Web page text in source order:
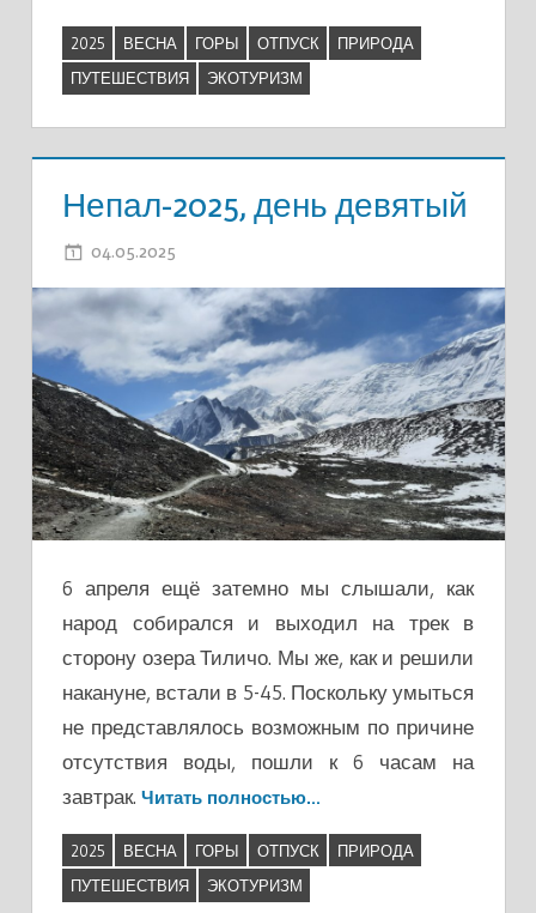
2025 ВЕСНА ГОРЫ ОТПУСК
ПРИРОДА
ПУТЕШЕСТВИЯ
ЭКОТУРИЗМ
Непал-2025, день девятый
04.05.2025
6 апреля ещё затемно мы слышали, как
народ собирался и выходил на трек в
сторону озера Тиличо. Мы же, как и решили
накануне, встали в 5-45. Поскольку умыться
не представлялось возможным по причине
отсутствия воды, пошли к 6 часам на
завтрак. Читать полностью…
2025 ВЕСНА ГОРЫ ОТПУСК
ПРИРОДА
ПУТЕШЕСТВИЯ
ЭКОТУРИЗМ